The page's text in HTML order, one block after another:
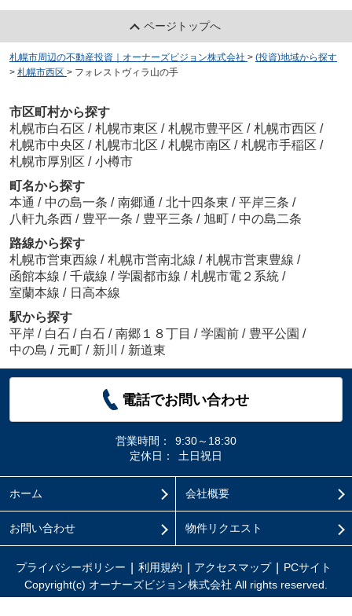
ページトップへ
札幌市周辺の不動産投資｜オーナーズビジョン株式会社 > (投資)地域から探す
> 札幌市西区 > フォレストヴィラ山の手
市区町村から探す
札幌市白石区 / 札幌市東区 / 札幌市豊平区 / 札幌市西区 /
札幌市中央区 / 札幌市北区 / 札幌市南区 / 札幌市手稲区 /
札幌市厚別区 / 小樽市
町名から探す
本通 / 中の島一条 / 南郷通 / 北十四条東 / 平岸三条 /
八軒九条西 / 豊平一条 / 豊平三条 / 旭町 / 中の島二条
路線から探す
札幌市営東西線 / 札幌市営南北線 / 札幌市営東豊線 /
函館本線 / 千歳線 / 学園都市線 / 札幌市電２系統 /
室蘭本線 / 日高本線
駅から探す
平岸 / 白石 / 白石 / 南郷１８丁目 / 学園前 / 豊平公園 /
中の島 / 元町 / 新川 / 新道東
電話でお問い合わせ
営業時間：
9:30～18:30
定休日：
土日祝日
ホーム 会社概要
お問い合わせ 物件リクエスト
プライバシーポリシー 利用規約 アクセスマップ
PCサイト
Copyright(c) オーナーズビジョン株式会社 All rights reserved.